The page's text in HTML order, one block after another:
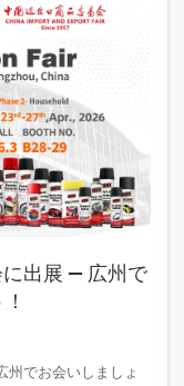
ち寄りください…
に出展 — 広州で
州でお会いしましょ